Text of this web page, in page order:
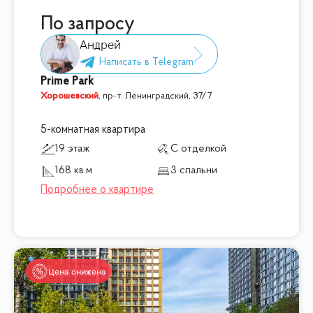
По запросу
Андрей
Prime Park
Хорошевский,пр-т. Ленинградский, 37/7
5-комнатная квартира
19 этаж
С отделкой
168 кв.м
3 спальни
Цена снижена